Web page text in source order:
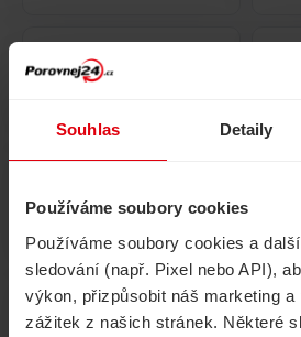
Souhlas Detaily
Používáme soubory cookies
Používáme soubory cookies a
sledování (např. Pixel nebo API),
výkon, přizpůsobit náš marketing a
zážitek z našich stránek. Některé
Volání, internet, TV